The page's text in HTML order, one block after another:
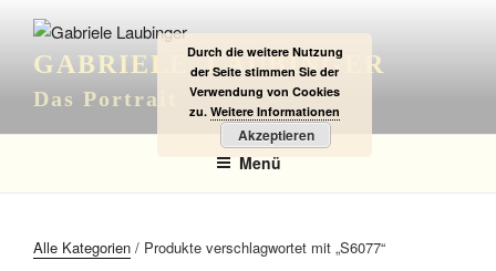
Inhalt
springenGABRIELE LAUBINGER
Das Portrait
Menü
Alle Kategorien / Produkte verschlagwortet mit „S6077“
Durch die weitere Nutzung
der Seite stimmen Sie der
Verwendung von Cookies
zu. Weitere Informationen
Akzeptieren